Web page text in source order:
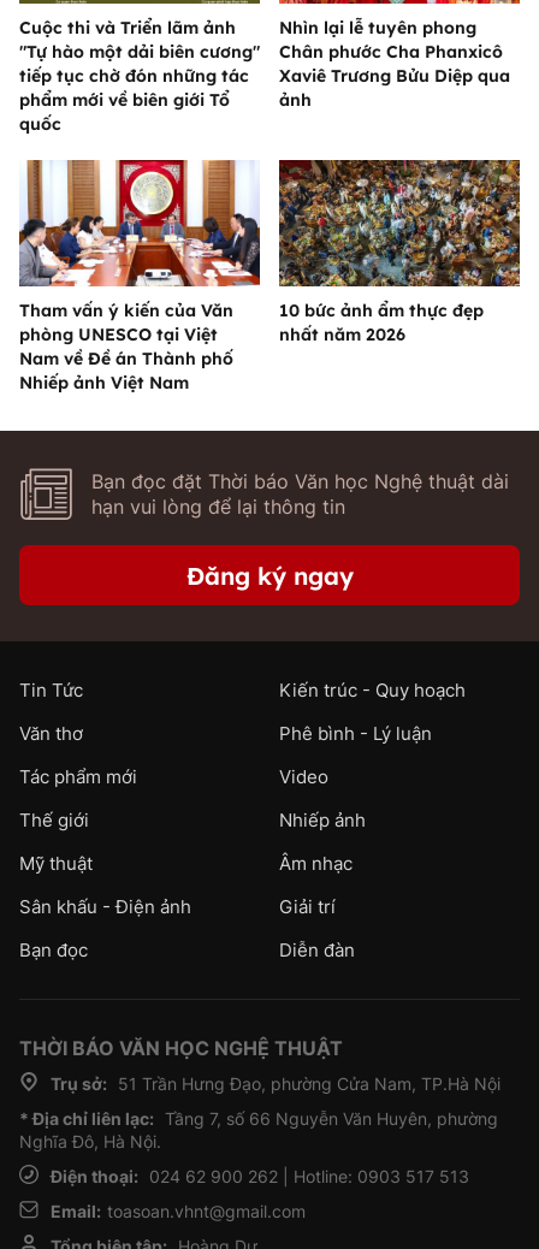
Cuộc thi và Triển lãm ảnh
"Tự hào một dải biên cương"
tiếp tục chờ đón những tác
phẩm mới về biên giới Tổ
quốc
Nhìn lại lễ tuyên phong
Chân phước Cha Phanxicô
Xaviê Trương Bửu Diệp qua
ảnh
Tham vấn ý kiến của Văn
phòng UNESCO tại Việt
Nam về Đề án Thành phố
Nhiếp ảnh Việt Nam
10 bức ảnh ẩm thực đẹp
nhất năm 2026
Bạn đọc đặt Thời báo Văn học Nghệ thuật dài
hạn vui lòng để lại thông tin
Đăng ký ngay
Tin Tức
Kiến trúc - Quy hoạch
Văn thơ
Phê bình - Lý luận
Tác phẩm mới
Video
Thế giới
Nhiếp ảnh
Mỹ thuật
Âm nhạc
Sân khấu - Điện ảnh
Giải trí
Bạn đọc
Diễn đàn
THỜI BÁO VĂN HỌC NGHỆ THUẬT
Trụ sở:
51 Trần Hưng Đạo, phường Cửa Nam, TP.Hà Nội
* Địa chỉ liên lạc: Tầng 7, số 66 Nguyễn Văn Huyên, phường
Nghĩa Đô, Hà Nội.
Điện thoại:
024 62 900 262 | Hotline: 0903 517 513
Email: toasoan.vhnt@gmail.com